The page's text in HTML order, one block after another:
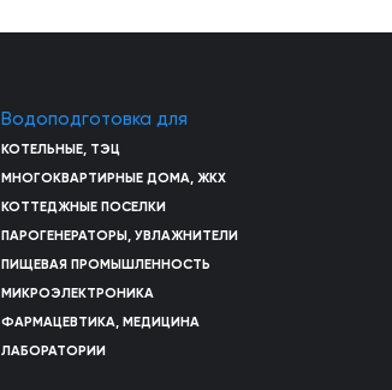
Водоподготовка для
КОТЕЛЬНЫЕ, ТЭЦ
МНОГОКВАРТИРНЫЕ ДОМА, ЖКХ
КОТТЕДЖНЫЕ ПОСЕЛКИ
ПАРОГЕНЕРАТОРЫ, УВЛАЖНИТЕЛИ
ПИЩЕВАЯ ПРОМЫШЛЕННОСТЬ
МИКРОЭЛЕКТРОНИКА
ФАРМАЦЕВТИКА, МЕДИЦИНА
ЛАБОРАТОРИИ